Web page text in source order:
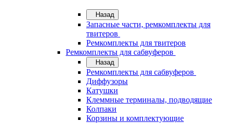
Назад
Запасные части, ремкомплекты для
твитеров
Ремкомплекты для твитеров
Ремкомплекты для сабвуферов
Назад
Ремкомплекты для сабвуферов
Диффузоры
Катушки
Клеммные терминалы, подводящие
Колпаки
Корзины и комплектующие